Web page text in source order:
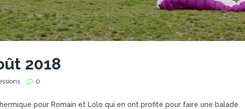
2018
0
pour Romain et Lolo qui en ont profité pour faire une balade